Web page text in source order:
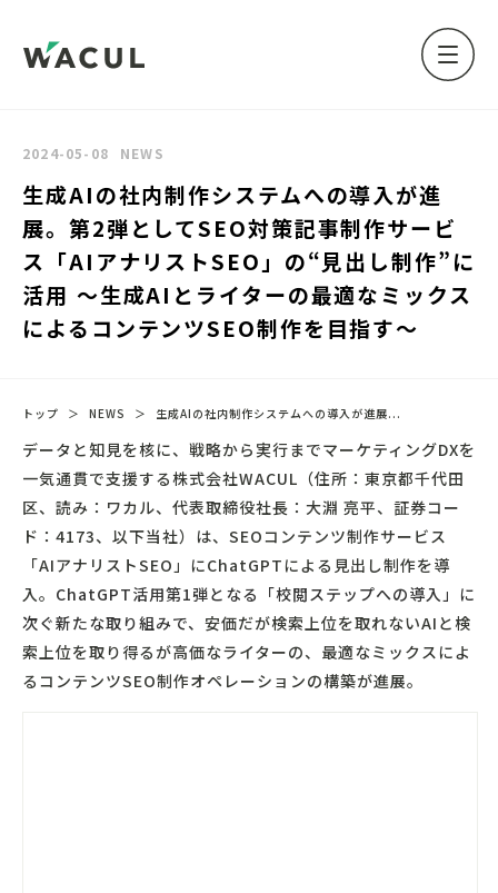
2024-05-08 NEWS
生成AIの社内制作システムへの導入が進
展。第2弾としてSEO対策記事制作サービ
ス「AIアナリストSEO」の“見出し制作”に
活用 〜生成AIとライターの最適なミックス
によるコンテンツSEO制作を目指す〜
トップ ＞ NEWS ＞ 生成AIの社内制作システムへの導入が進展...
データと知見を核に、戦略から実行までマーケティングDXを
一気通貫で支援する株式会社WACUL（住所：東京都千代田
区、読み：ワカル、代表取締役社長：大淵 亮平、証券コー
ド：4173、以下当社）は、SEOコンテンツ制作サービス
「AIアナリストSEO」にChatGPTによる見出し制作を導
入。 ChatGPT活用第1弾となる「校閲ステップへの導入」に
次ぐ新たな取り組みで、 安価だが検索上位を取れないAIと検
索上位を取り得るが高価なライターの、最適なミックスによ
るコンテンツSEO制作オペレーションの構築が進展。